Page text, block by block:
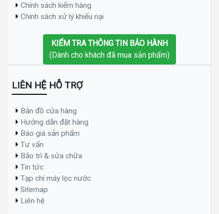
Chính sách kiểm hàng
Chính sách xử lý khiếu nại
KIỂM TRA THÔNG TIN BẢO HÀNH
(Dành cho khách đã mua sản phẩm)
LIÊN HỆ HỖ TRỢ
Bản đồ cửa hàng
Hướng dẫn đặt hàng
Báo giá sản phẩm
Tư vấn
Bảo trì & sửa chữa
Tin tức
Tạp chí máy lọc nước
Sitemap
Liên hệ